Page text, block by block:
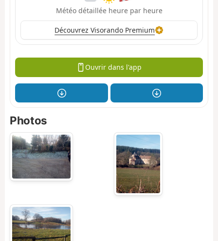
Météo détaillée heure par heure
Découvrez Visorando Premium
Ouvrir dans l'app
Photos